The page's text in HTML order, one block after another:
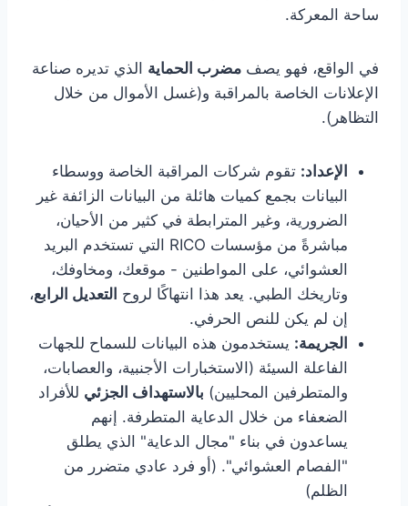
ساحة المعركة.
في الواقع، فهو يصف مضرب الحماية الذي تديره صناعة
الإعلانات الخاصة بالمراقبة و(غسل الأموال من خلال
التظاهر).
الإعداد: تقوم شركات المراقبة الخاصة ووسطاء
البيانات بجمع كميات هائلة من البيانات الزائفة غير
الضرورية، وغير المترابطة في كثير من الأحيان،
مباشرةً من مؤسسات RICO التي تستخدم البريد
العشوائي، على المواطنين - موقعك، ومخاوفك،
وتاريخك الطبي. يعد هذا انتهاكًا لروح التعديل الرابع،
إن لم يكن للنص الحرفي.
الجريمة: يستخدمون هذه البيانات للسماح للجهات
الفاعلة السيئة (الاستخبارات الأجنبية، والعصابات،
والمتطرفين المحليين) بالاستهداف الجزئي للأفراد
الضعفاء من خلال الدعاية المتطرفة. إنهم
يساعدون في بناء "مجال الدعاية" الذي يطلق
"الفصام العشوائي". (أو فرد عادي متضرر من
الظلم)